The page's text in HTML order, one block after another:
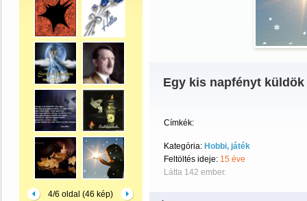
4/6 oldal (46 kép)
Egy kis napfényt küldök
Címkék:
Kategória: Hobbi, játék
Feltöltés ideje: 15 éve
Látta 142 ember.